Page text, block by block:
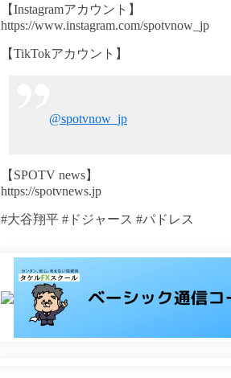
【Instagramアカウント】
https://www.instagram.com/spotvnow_jp
【TikTokアカウント】
@spotvnow_jp
【SPOTV news】
https://spotvnews.jp
#大谷翔平 #ドジャース #パドレス